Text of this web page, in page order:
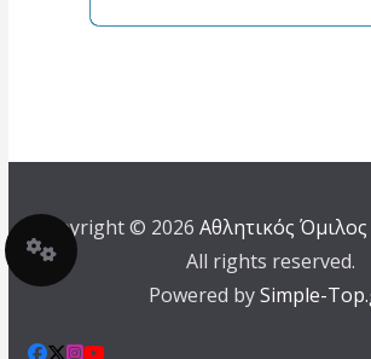
Copyright © 2026Αθλητικός
All rights reserved.
Powered bySimple-